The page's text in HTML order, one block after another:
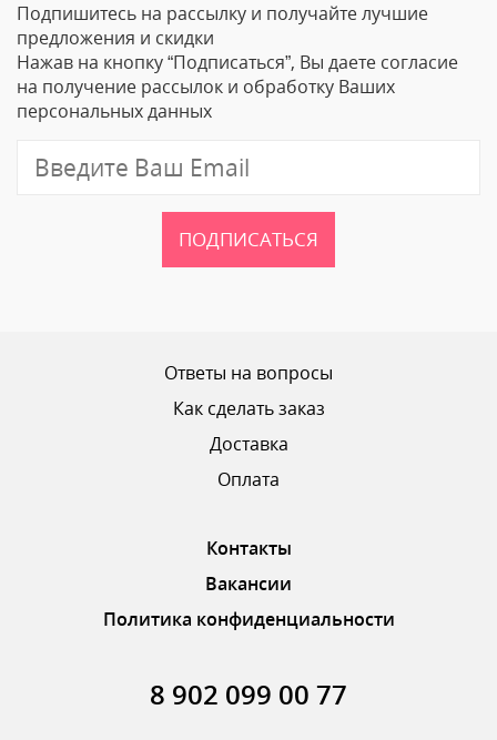
Подпишитесь на рассылку и получайте лучшие
предложения и скидки
Нажав на кнопку “Подписаться”, Вы даете согласие
на получение рассылок и обработку Ваших
персональных данных
ПОДПИСАТЬСЯ
Ответы на вопросы
Как сделать заказ
Доставка
Оплата
Контакты
Вакансии
Политика конфиденциальности
8 902 099 00 77